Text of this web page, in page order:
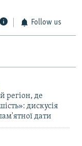
Follow us
регіон, де
дискусія
дати